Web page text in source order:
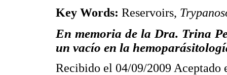
Key Words: Reservoirs,
En memoria de la Dra. Trina
un vacío en la
Recibido el 04/09/2009 Aceptado